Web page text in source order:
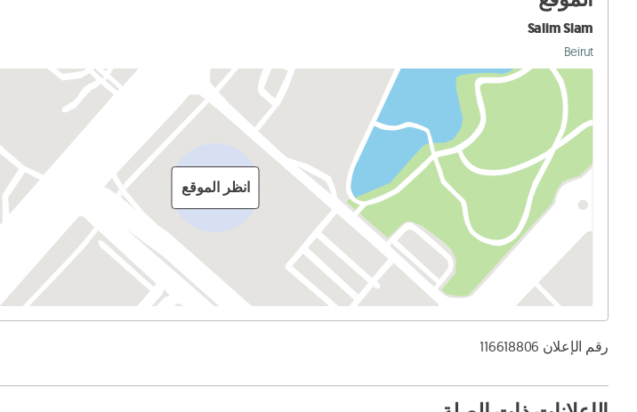
Salim Slam
Beirut
انظر الموقع
رقم الإعلان 116618806